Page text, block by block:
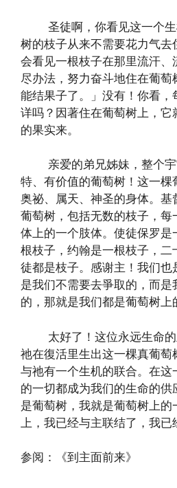
圣徒啊，你看见这一个生
树的枝子从来不需要花力气去
会看见一根枝子在那里流汗、
尽办法，努力奋斗地住在葡萄
能结果子了。」没有！你看，
详吗？因著住在葡萄树上，它
的果实来。
亲爱的弟兄姊妹，整个宇
特、有价值的葡萄树！这一棵
奥祕、属天、神圣的身体。基
葡萄树，包括无数的枝子，每
体上的一个肢体。使徒保罗是
根枝子，约翰是一根枝子，二
徒都是枝子。感谢主！我们也
是我们不需要去爭取的，而是
的，那就是我们都是葡萄树上
太好了！这位永远生命的
祂在復活里生出这一棵真葡萄
与祂有一个生机的联合。在这
的一切都成为我们的生命的
是葡萄树，我就是葡萄树上的
上，我已经与主联结了，我已
参阅：《到主面前来》